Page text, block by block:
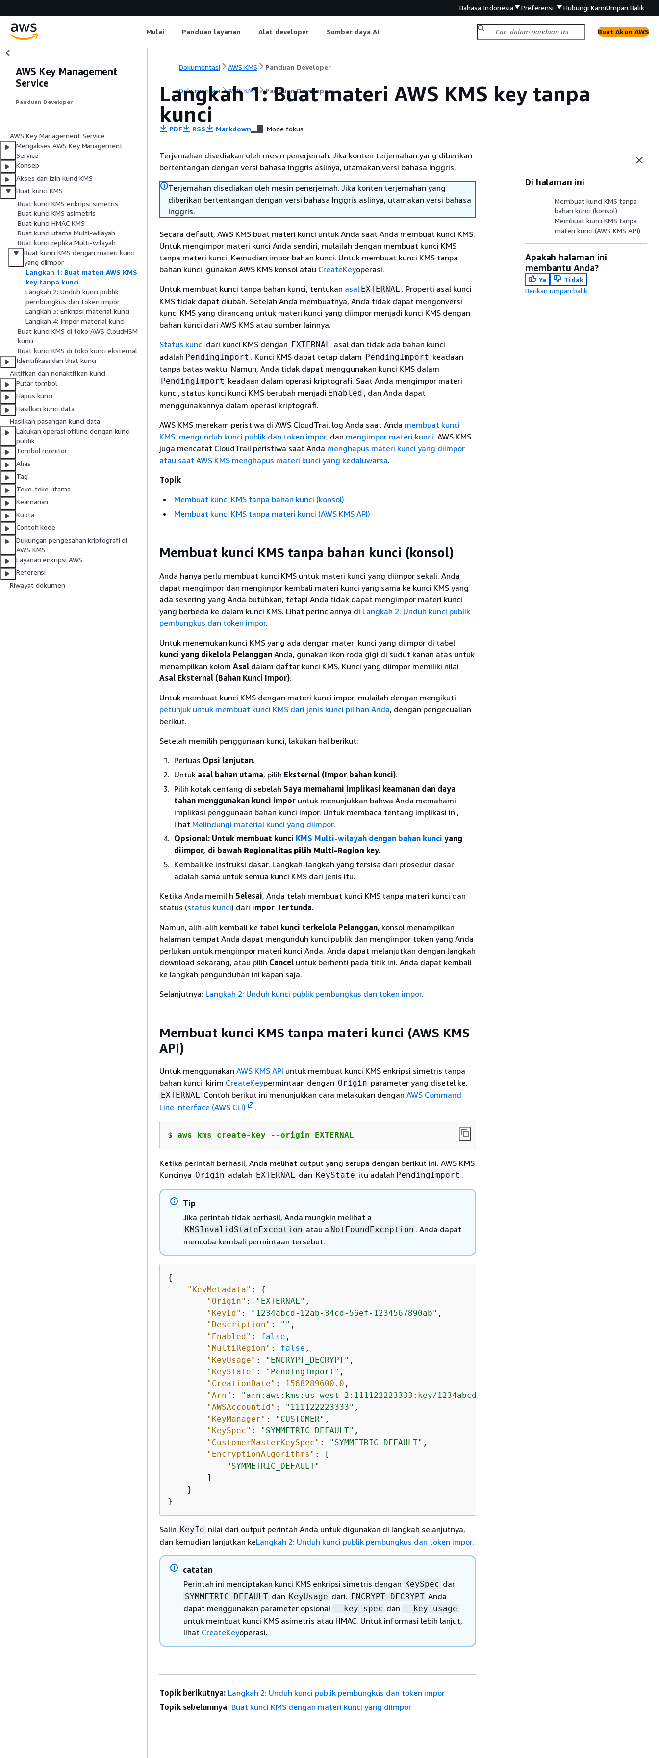
Bahasa Indonesia Preferensi Hubungi KamiUmpan Balik
Mulai Panduan layanan Alat developer Sumber daya AI Buat Akun AWS
AWS Key Management
Service
Panduan Developer
AWS Key Management Service
Mengakses AWS Key Management
Service
Konsep
Akses dan izin kunci KMS
Buat kunci KMS
Buat kunci KMS enkripsi simetris
Buat kunci KMS asimetris
Buat kunci HMAC KMS
Buat kunci utama Multi-wilayah
Buat kunci replika Multi-wilayah
Buat kunci KMS dengan materi kunci
yang diimpor
Langkah 1: Buat materi AWS KMS
key tanpa kunci
Langkah 2: Unduh kunci publik
pembungkus dan token impor
Langkah 3: Enkripsi material kunci
Langkah 4: Impor material kunci
Buat kunci KMS di toko AWS CloudHSM
kunci
Buat kunci KMS di toko kunci eksternal
Identifikasi dan lihat kunci
Aktifkan dan nonaktifkan kunci
Putar tombol
Hapus kunci
Hasilkan kunci data
Hasilkan pasangan kunci data
Lakukan operasi offline dengan kunci
publik
Tombol monitor
Alias
Tag
Toko-toko utama
Keamanan
Kuota
Contoh kode
Dukungan pengesahan kriptografi di
AWS KMS
Layanan enkripsi AWS
Referensi
Riwayat dokumen
Dokumentasi AWS KMS Panduan Developer
Dokumentasi AWS KMS Panduan Developer
Langkah 1: Buat materi AWS KMS key tanpa
kunci
PDF RSS Markdown Mode fokus
Terjemahan disediakan oleh mesin penerjemah. Jika konten terjemahan yang diberikan
bertentangan dengan versi bahasa Inggris aslinya, utamakan versi bahasa Inggris.
Terjemahan disediakan oleh mesin penerjemah. Jika konten terjemahan yang
diberikan bertentangan dengan versi bahasa Inggris aslinya, utamakan versi bahasa
Inggris.
Secara default, AWS KMS buat materi kunci untuk Anda saat Anda membuat kunci KMS.
Untuk mengimpor materi kunci Anda sendiri, mulailah dengan membuat kunci KMS
tanpa materi kunci. Kemudian impor bahan kunci. Untuk membuat kunci KMS tanpa
bahan kunci, gunakan AWS KMS konsol atau CreateKeyoperasi.
Untuk membuat kunci tanpa bahan kunci, tentukan asal EXTERNAL . Properti asal kunci
KMS tidak dapat diubah. Setelah Anda membuatnya, Anda tidak dapat mengonversi
kunci KMS yang dirancang untuk materi kunci yang diimpor menjadi kunci KMS dengan
bahan kunci dari AWS KMS atau sumber lainnya.
Status kunci dari kunci KMS dengan EXTERNAL asal dan tidak ada bahan kunci
adalah PendingImport . Kunci KMS dapat tetap dalam PendingImport keadaan
tanpa batas waktu. Namun, Anda tidak dapat menggunakan kunci KMS dalam
PendingImport keadaan dalam operasi kriptografi. Saat Anda mengimpor materi
kunci, status kunci kunci KMS berubah menjadi Enabled , dan Anda dapat
menggunakannya dalam operasi kriptografi.
AWS KMS merekam peristiwa di AWS CloudTrail log Anda saat Anda membuat kunci
KMS, mengunduh kunci publik dan token impor, dan mengimpor materi kunci. AWS KMS
juga mencatat CloudTrail peristiwa saat Anda menghapus materi kunci yang diimpor
atau saat AWS KMS menghapus materi kunci yang kedaluwarsa.
Topik
Membuat kunci KMS tanpa bahan kunci (konsol)
Membuat kunci KMS tanpa materi kunci (AWS KMS API)
Membuat kunci KMS tanpa bahan kunci (konsol)
Anda hanya perlu membuat kunci KMS untuk materi kunci yang diimpor sekali. Anda
dapat mengimpor dan mengimpor kembali materi kunci yang sama ke kunci KMS yang
ada sesering yang Anda butuhkan, tetapi Anda tidak dapat mengimpor materi kunci
yang berbeda ke dalam kunci KMS. Lihat perinciannya di Langkah 2: Unduh kunci publik
pembungkus dan token impor.
Untuk menemukan kunci KMS yang ada dengan materi kunci yang diimpor di tabel
kunci yang dikelola Pelanggan Anda, gunakan ikon roda gigi di sudut kanan atas untuk
menampilkan kolom Asal dalam daftar kunci KMS. Kunci yang diimpor memiliki nilai
Asal Eksternal (Bahan Kunci Impor).
Untuk membuat kunci KMS dengan materi kunci impor, mulailah dengan mengikuti
petunjuk untuk membuat kunci KMS dari jenis kunci pilihan Anda, dengan pengecualian
berikut.
Setelah memilih penggunaan kunci, lakukan hal berikut:
Perluas Opsi lanjutan.
Untuk asal bahan utama, pilih Eksternal (Impor bahan kunci).
Pilih kotak centang di sebelah Saya memahami implikasi keamanan dan daya
tahan menggunakan kunci impor untuk menunjukkan bahwa Anda memahami
implikasi penggunaan bahan kunci impor. Untuk membaca tentang implikasi ini,
lihat Melindungi material kunci yang diimpor.
Opsional: Untuk membuat kunci KMS Multi-wilayah dengan bahan kunci yang
diimpor, di bawah Regionalitas pilih Multi-Region key.
Kembali ke instruksi dasar. Langkah-langkah yang tersisa dari prosedur dasar
adalah sama untuk semua kunci KMS dari jenis itu.
Ketika Anda memilih Selesai, Anda telah membuat kunci KMS tanpa materi kunci dan
status (status kunci) dari impor Tertunda.
Namun, alih-alih kembali ke tabel kunci terkelola Pelanggan, konsol menampilkan
halaman tempat Anda dapat mengunduh kunci publik dan mengimpor token yang Anda
perlukan untuk mengimpor materi kunci Anda. Anda dapat melanjutkan dengan langkah
download sekarang, atau pilih Cancel untuk berhenti pada titik ini. Anda dapat kembali
ke langkah pengunduhan ini kapan saja.
Selanjutnya: Langkah 2: Unduh kunci publik pembungkus dan token impor.
Membuat kunci KMS tanpa materi kunci (AWS KMS
API)
Untuk menggunakan AWS KMS API untuk membuat kunci KMS enkripsi simetris tanpa
bahan kunci, kirim CreateKeypermintaan dengan Origin parameter yang disetel ke.
EXTERNAL Contoh berikut ini menunjukkan cara melakukan dengan AWS Command
Line Interface (AWS CLI)
.
$ aws kms create-key --origin EXTERNAL
Ketika perintah berhasil, Anda melihat output yang serupa dengan berikut ini. AWS KMS
Kuncinya Origin adalah EXTERNAL dan KeyState itu adalah PendingImport .
Tip
Jika perintah tidak berhasil, Anda mungkin melihat a
KMSInvalidStateException atau a NotFoundException . Anda dapat
mencoba kembali permintaan tersebut.
{
"KeyMetadata" : {
"Origin" : "EXTERNAL" ,
"KeyId" : "1234abcd-12ab-34cd-56ef-1234567890ab" ,
"Description" : "" ,
"Enabled" : false ,
"MultiRegion" : false ,
"KeyUsage" : "ENCRYPT_DECRYPT" ,
"KeyState" : "PendingImport" ,
"CreationDate" : 1568289600.0 ,
"Arn" : "arn:aws:kms:us-west-2:111122223333:key/1234abcd-12ab-34cd-56ef-1234567890ab"
"AWSAccountId" : "111122223333" ,
"KeyManager" : "CUSTOMER" ,
"KeySpec" : "SYMMETRIC_DEFAULT" ,
"CustomerMasterKeySpec" : "SYMMETRIC_DEFAULT" ,
"EncryptionAlgorithms" : [
"SYMMETRIC_DEFAULT"
        ]
    }
}
Salin KeyId nilai dari output perintah Anda untuk digunakan di langkah selanjutnya,
dan kemudian lanjutkan keLangkah 2: Unduh kunci publik pembungkus dan token impor.
catatan
Perintah ini menciptakan kunci KMS enkripsi simetris dengan KeySpec dari
SYMMETRIC_DEFAULT dan KeyUsage dari. ENCRYPT_DECRYPT Anda
dapat menggunakan parameter opsional --key-spec dan --key-usage
untuk membuat kunci KMS asimetris atau HMAC. Untuk informasi lebih lanjut,
lihat CreateKeyoperasi.
Di halaman ini
Membuat kunci KMS tanpa
bahan kunci (konsol)
Membuat kunci KMS tanpa
materi kunci (AWS KMS API)
Apakah halaman ini
membantu Anda?
Ya
Tidak
Berikan umpan balik
Topik berikutnya: Langkah 2: Unduh kunci publik pembungkus dan token impor
Topik sebelumnya: Buat kunci KMS dengan materi kunci yang diimpor